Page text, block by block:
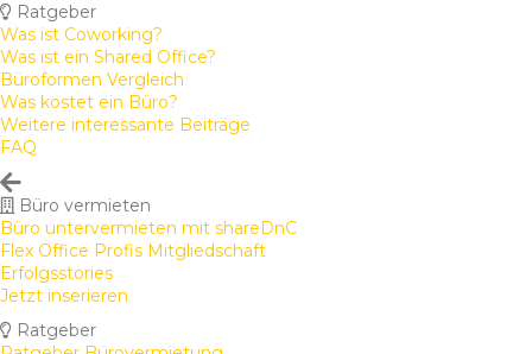
Ratgeber
Was ist Coworking?
Was ist ein Shared Office?
Büroformen Vergleich
Was kostet ein Büro?
Weitere interessante Beiträge
FAQ
Büro vermieten
Büro untervermieten mit shareDnC
Flex Office Profis Mitgliedschaft
Erfolgsstories
Jetzt inserieren
Ratgeber